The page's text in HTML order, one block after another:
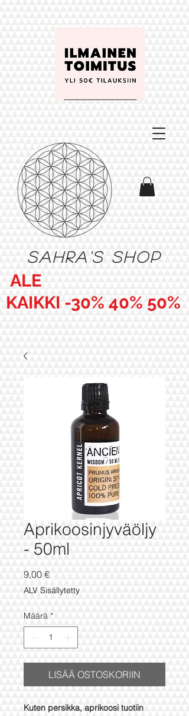
Sahra's shop
ALE
KAIKKI -30% 40% 50%
Aprikoosinjyväöljy
- 50ml
9,00 €Hinta
ALV Sisällytetty
Määrä *
LISÄÄ OSTOSKORIIN
Kuten persikka, aprikoosi tuotiin